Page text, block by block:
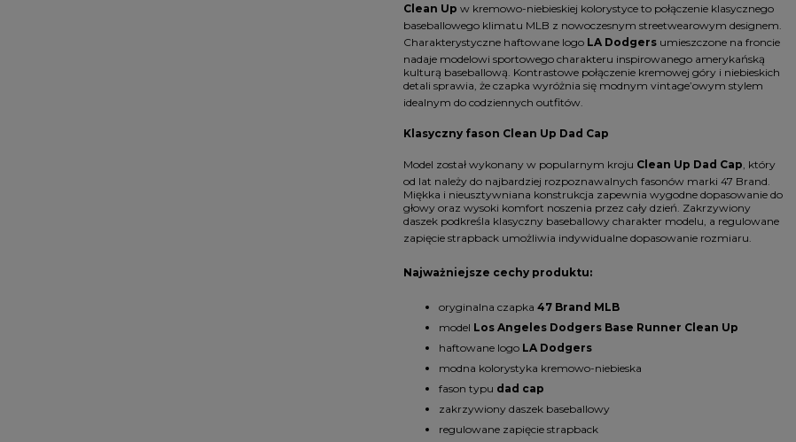
Clean Up w kremowo-niebieskiej kolorystyce to połączenie klasycznego
baseballowego klimatu MLB z nowoczesnym streetwearowym designem.
Charakterystyczne haftowane logo LA Dodgersumieszczone na froncie
nadaje modelowi sportowego charakteru inspirowanego amerykańską
kulturą baseballową. Kontrastowe połączenie kremowej góry i niebieskich
detali sprawia, że czapka wyróżnia się modnym vintage’owym stylem
idealnym do codziennych outfitów.
Klasyczny fason Clean Up Dad Cap
Model został wykonany w popularnym kroju Clean Up Dad Cap, który
od lat należy do najbardziej rozpoznawalnych fasonów marki 47 Brand.
Miękka i nieusztywniana konstrukcja zapewnia wygodne dopasowanie do
głowy oraz wysoki komfort noszenia przez cały dzień. Zakrzywiony
daszek podkreśla klasyczny baseballowy charakter modelu, a regulowane
zapięcie strapback umożliwia indywidualne dopasowanie rozmiaru.
Najważniejsze cechy produktu:
oryginalna czapka 47 Brand MLB
model Los Angeles Dodgers Base Runner Clean Up
haftowane logo LA Dodgers
modna kolorystyka kremowo-niebieska
fason typu dad cap
zakrzywiony daszek baseballowy
regulowane zapięcie strapback